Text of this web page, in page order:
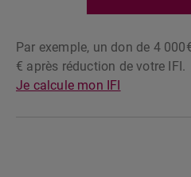
Par exemple, un don de 4
€ après réduction de votre IFI.
Je calcule mon IFI